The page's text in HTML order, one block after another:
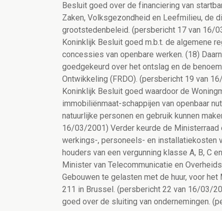
Besluit goed over de financiering van
Zaken, Volksgezondheid en Leefmilieu, de
grootstedenbeleid. (persbericht 17 van 16/
Koninklijk Besluit goed m.b.t. de algemene
concessies van openbare werken. (18)
goedgekeurd over het ontslag en de
Ontwikkeling (FRDO). (persbericht 19 van
Koninklijk Besluit goed waardoor de
immobiliënmaat-schappijen van openbaar
natuurlijke personen en gebruik kunnen
16/03/2001) Verder keurde de
werkings-, personeels- en installatiekosten
houders van een vergunning klasse A, B, C
Minister van Telecommunicatie en
Gebouwen te gelasten met de huur, voor
211 in Brussel. (persbericht 22 van 16/03/
goed over de sluiting van ondernemingen.